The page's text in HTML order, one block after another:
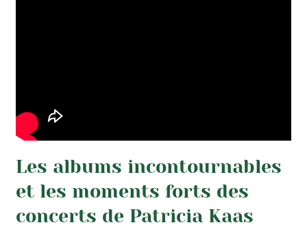
Les albums incontournables
et les moments forts des
concerts de Patricia Kaas